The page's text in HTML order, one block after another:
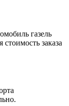
газель
заказа